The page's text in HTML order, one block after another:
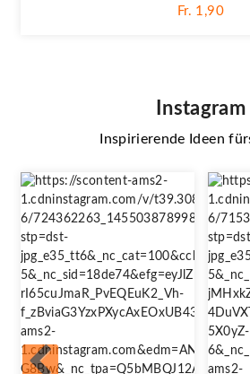
Fr. 1,90
Instagram
Inspirierende Ideen